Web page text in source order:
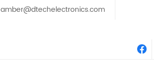
amber@dtechelectronics.com